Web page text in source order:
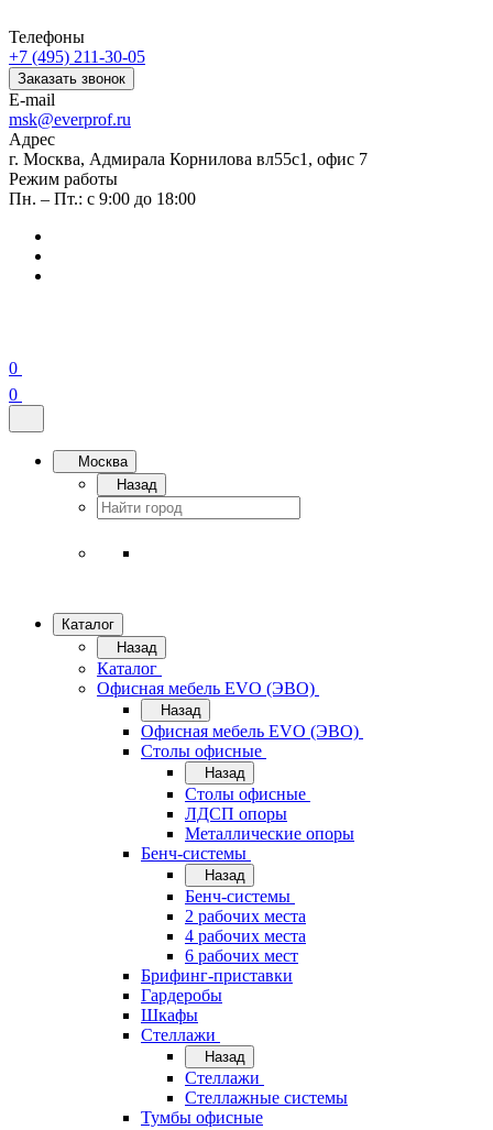
Телефоны
+7 (495) 211-30-05
Заказать звонок
E-mail
msk@everprof.ru
Адрес
г. Москва, Адмирала Корнилова вл55с1, офис 7
Режим работы
Пн. – Пт.: с 9:00 до 18:00
0
0
Москва
Назад
Каталог
Назад
Каталог
Офисная мебель EVO (ЭВО)
Назад
Офисная мебель EVO (ЭВО)
Cтолы офисные
Назад
Cтолы офисные
ЛДСП опоры
Металлические опоры
Бенч-системы
Назад
Бенч-системы
2 рабочих места
4 рабочих места
6 рабочих мест
Брифинг-приставки
Гардеробы
Шкафы
Стеллажи
Назад
Стеллажи
Стеллажные системы
Тумбы офисные